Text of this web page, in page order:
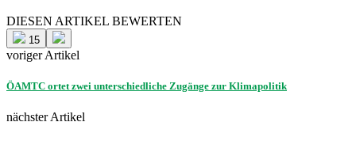
DIESEN ARTIKEL BEWERTEN
15
voriger Artikel
ÖAMTC ortet zwei unterschiedliche Zugänge zur Klimapolitik
nächster Artikel